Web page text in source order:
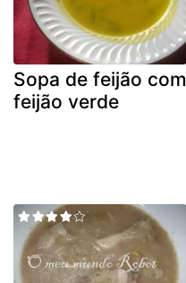
Sopa de feijão com
feijão verde